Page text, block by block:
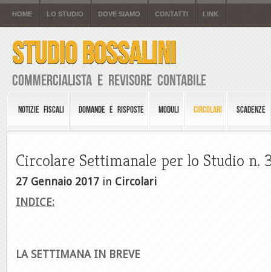
HOME LO STUDIO DOVE SIAMO CONTATTI LINK
STUDIO BOSSALINI
Commercialista e Revisore Contabile
NOTIZIE FISCALI DOMANDE E RISPOSTE MODULI CIRCOLARI SCADENZE
Circolare Settimanale per lo Studio n.
27 Gennaio 2017 in Circolari
INDICE:
LA SETTIMANA IN BREVE